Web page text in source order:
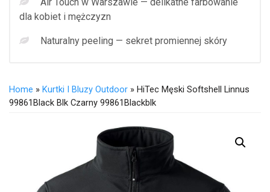
dla kobiet i mężczyzn
Naturalny peeling — sekret promiennej skóry
Home » Kurtki I Bluzy Outdoor » HiTec Męski Softshell Linnus
99861Black Blk Czarny 99861Blackblk